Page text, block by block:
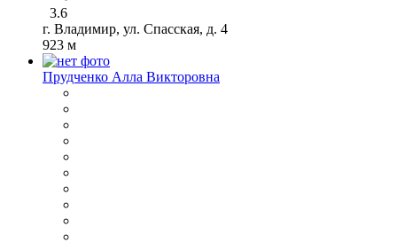
3.6
г. Владимир, ул. Спасская, д. 4
923 м
Прудченко Алла Викторовна